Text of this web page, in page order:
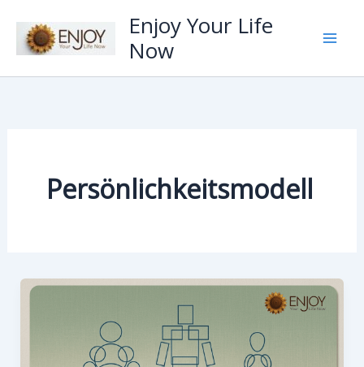
Inhalt
springen
Enjoy Your Life
Now
Persönlichkeitsmodell